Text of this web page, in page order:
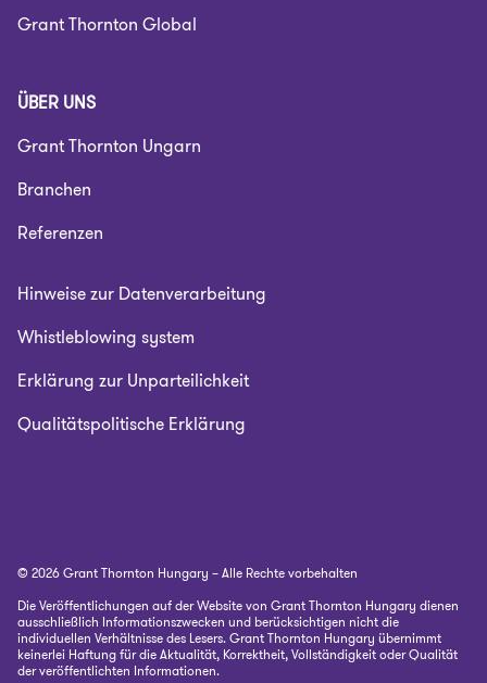
Grant Thornton Global
ÜBER UNS
Grant Thornton Ungarn
Branchen
Referenzen
Hinweise zur Datenverarbeitung
Whistleblowing system
Erklärung zur Unparteilichkeit
Qualitätspolitische Erklärung
© 2026 Grant Thornton Hungary – Alle Rechte vorbehalten
Die Veröffentlichungen auf der Website von Grant Thornton Hungary dienen
ausschließlich Informationszwecken und berücksichtigen nicht die
individuellen Verhältnisse des Lesers. Grant Thornton Hungary übernimmt
keinerlei Haftung für die Aktualität, Korrektheit, Vollständigkeit oder Qualität
der veröffentlichten Informationen.